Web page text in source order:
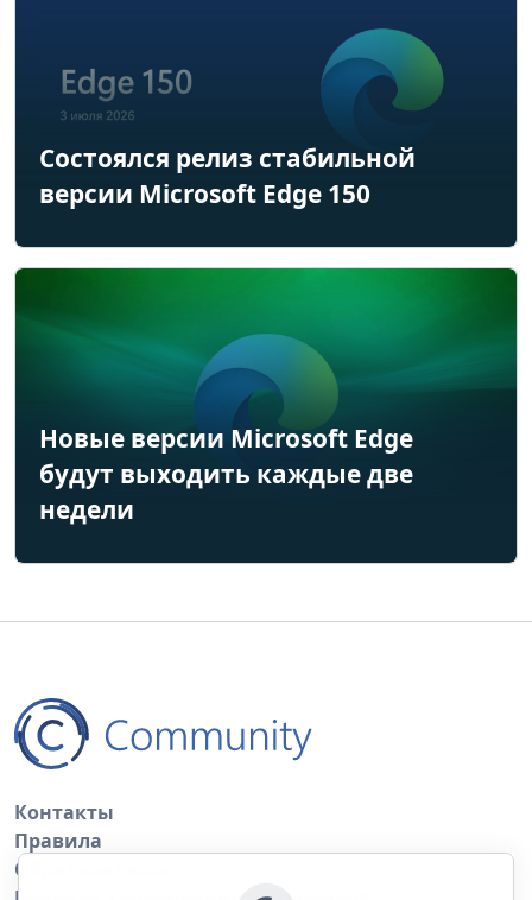
Состоялся релиз стабильной
версии Microsoft Edge 150
Новые версии Microsoft Edge
будут выходить каждые две
недели
Контакты
Правила
Обратная связь